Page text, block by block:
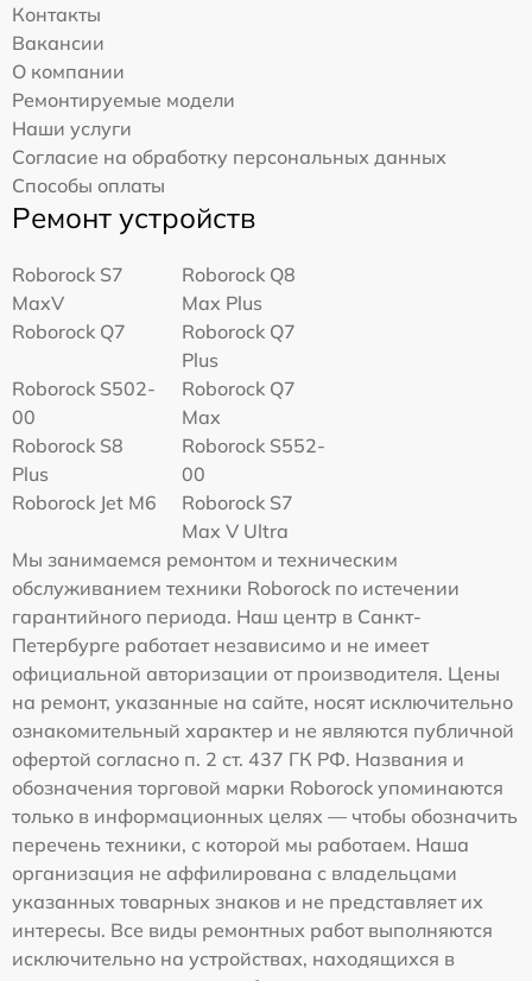
Контакты
Вакансии
О компании
Ремонтируемые модели
Наши услуги
Согласие на обработку персональных данных
Способы оплаты
Ремонт устройств
Roborock S7
MaxV
Roborock Q8
Max Plus
Roborock Q7
Roborock Q7
Plus
Roborock S502-
00
Roborock Q7
Max
Roborock S8
Plus
Roborock S552-
00
Roborock Jet M6
Roborock S7
Max V Ultra
Мы занимаемся ремонтом и техническим
обслуживанием техники Roborock по истечении
гарантийного периода. Наш центр в Санкт-
Петербурге работает независимо и не имеет
официальной авторизации от производителя. Цены
на ремонт, указанные на сайте, носят исключительно
ознакомительный характер и не являются публичной
офертой согласно п. 2 ст. 437 ГК РФ. Названия и
обозначения торговой марки Roborock упоминаются
только в информационных целях — чтобы обозначить
перечень техники, с которой мы работаем. Наша
организация не аффилирована с владельцами
указанных товарных знаков и не представляет их
интересы. Все виды ремонтных работ выполняются
исключительно на устройствах, находящихся в